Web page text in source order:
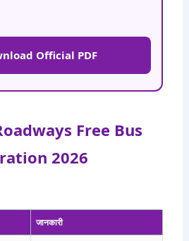
Official PDF
Free Bus
2026
जानकारी